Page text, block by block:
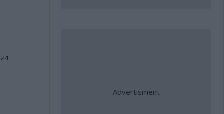
ΑΜΟΤΟΕ και ΜΟΤΟΕ για την